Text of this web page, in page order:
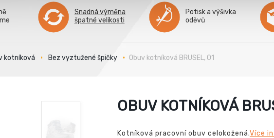
Snadná výměna
špatné velikosti
Potisk a výšivka
oděvů
kotníková Bez vyztužené špičky Obuv kotníková BRUSEL, O1
OBUV KOTNÍKOVÁ
Kotníková pracovní obuv celokožená.Více